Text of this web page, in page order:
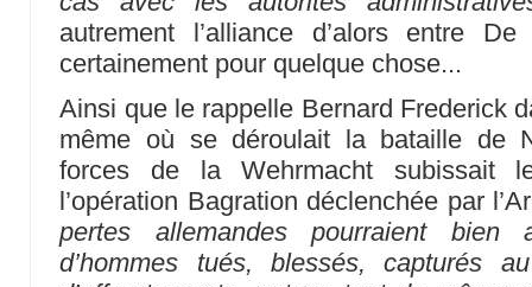
autrement l’alliance d’alors entre
certainement pour quelque chose...
Ainsi que le rappelle Bernard Frederick
même où se déroulait la bataille de
forces de la Wehrmacht subissait
l’opération Bagration déclenchée par
pertes allemandes pourraient bien
d’hommes tués, blessés, capturés